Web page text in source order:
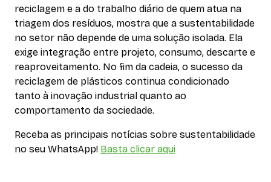
reciclagem e a do trabalho diário de quem atua na
triagem dos resíduos, mostra que a sustentabilidade
no setor não depende de uma solução isolada. Ela
exige integração entre projeto, consumo, descarte e
reaproveitamento. No fim da cadeia, o sucesso da
reciclagem de plásticos continua condicionado
tanto à inovação industrial quanto ao
comportamento da sociedade.
Receba as principais notícias sobre sustentabilidade
no seu WhatsApp! Basta clicar aqui